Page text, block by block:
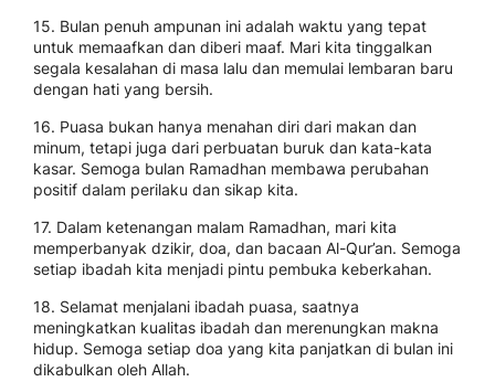
15. Bulan penuh ampunan ini adalah waktu yang tepat
untuk memaafkan dan diberi maaf. Mari kita tinggalkan
segala kesalahan di masa lalu dan memulai lembaran baru
dengan hati yang bersih.
16. Puasa bukan hanya menahan diri dari makan dan
minum, tetapi juga dari perbuatan buruk dan kata-kata
kasar. Semoga bulan Ramadhan membawa perubahan
positif dalam perilaku dan sikap kita.
17. Dalam ketenangan malam Ramadhan, mari kita
memperbanyak dzikir, doa, dan bacaan Al-Qur’an. Semoga
setiap ibadah kita menjadi pintu pembuka keberkahan.
18. Selamat menjalani ibadah puasa, saatnya
meningkatkan kualitas ibadah dan merenungkan makna
hidup. Semoga setiap doa yang kita panjatkan di bulan ini
dikabulkan oleh Allah.